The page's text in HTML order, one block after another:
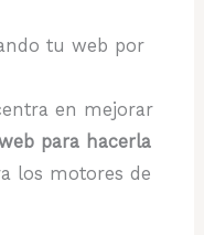
tu web por
en mejorar
para hacerla
los motores de